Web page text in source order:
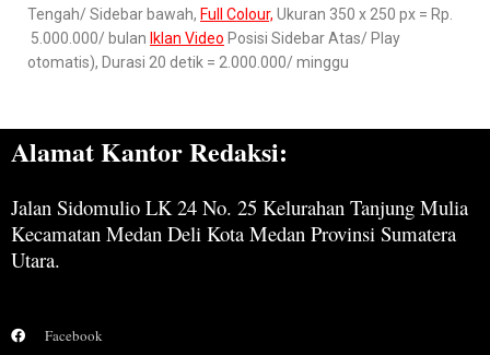
Tengah/ Sidebar bawah, Full Colour, Ukuran 350 x 250 px = Rp.
5.000.000/ bulan Iklan Video Posisi Sidebar Atas/ Play
otomatis), Durasi 20 detik = 2.000.000/ minggu
Alamat Kantor Redaksi:
Jalan Sidomulio LK 24 No. 25 Kelurahan Tanjung Mulia
Kecamatan Medan Deli Kota Medan Provinsi Sumatera
Utara.
Facebook